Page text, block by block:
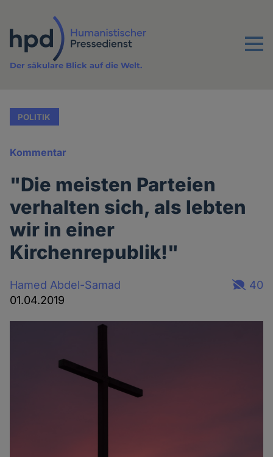
Inhalt
Menu
Der säkulare Blick auf die Welt.
POLITIK
Kommentar
"Die meisten Parteien
verhalten sich, als lebten
wir in einer
Kirchenrepublik!"
Hamed Abdel-Samad
01.04.2019
40